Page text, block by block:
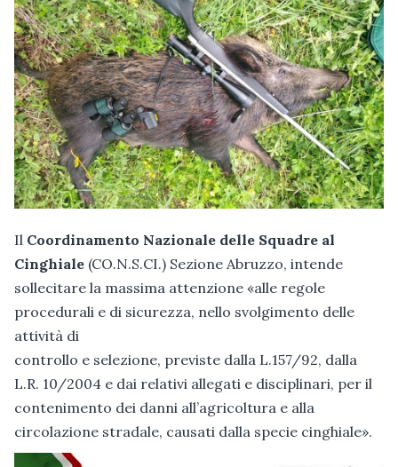
Il Coordinamento Nazionale delle Squadre al
Cinghiale (CO.N.S.CI.) Sezione Abruzzo, intende
sollecitare la massima attenzione «alle regole
procedurali e di sicurezza, nello svolgimento delle
attività di
controllo e selezione, previste dalla L.157/92, dalla
L.R. 10/2004 e dai relativi allegati e disciplinari, per il
contenimento dei danni all’agricoltura e alla
circolazione stradale, causati dalla specie cinghiale».